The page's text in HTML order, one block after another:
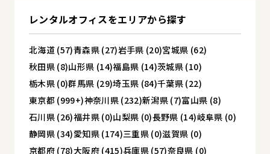
レンタルオフィスをエリアから探す
北海道 (57)青森県 (27)岩手県 (20)宮城県 (62)
秋田県 (8)山形県 (14)福島県 (14)茨城県 (10)
栃木県 (0)群馬県 (29)埼玉県 (84)千葉県 (22)
東京都 (999+)神奈川県 (232)新潟県 (7)富山県 (8)
石川県 (26)福井県 (0)山梨県 (0)長野県 (14)岐阜県 (0)
静岡県 (34)愛知県 (174)三重県 (0)滋賀県 (0)
京都府 (78)大阪府 (415)兵庫県 (57)奈良県 (0)